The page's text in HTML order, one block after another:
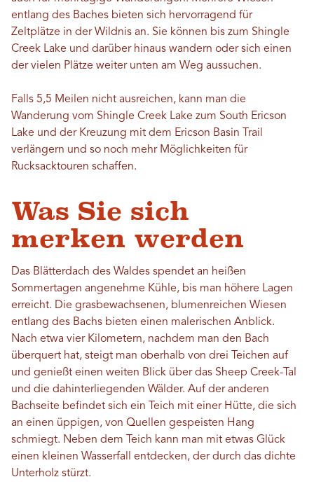
entlang des Baches bieten sich hervorragend für
Zeltplätze in der Wildnis an. Sie können bis zum Shingle
Creek Lake und darüber hinaus wandern oder sich einen
der vielen Plätze weiter unten am Weg aussuchen.
Falls 5,5 Meilen nicht ausreichen, kann man die
Wanderung vom Shingle Creek Lake zum South Ericson
Lake und der Kreuzung mit dem Ericson Basin Trail
verlängern und so noch mehr Möglichkeiten für
Rucksacktouren schaffen.
Was Sie sich
merken werden
Das Blätterdach des Waldes spendet an heißen
Sommertagen angenehme Kühle, bis man höhere Lagen
erreicht. Die grasbewachsenen, blumenreichen Wiesen
entlang des Bachs bieten einen malerischen Anblick.
Nach etwa vier Kilometern, nachdem man den Bach
überquert hat, steigt man oberhalb von drei Teichen auf
und genießt einen weiten Blick über das Sheep Creek-Tal
und die dahinterliegenden Wälder. Auf der anderen
Bachseite befindet sich ein Teich mit einer Hütte, die sich
an einen üppigen, von Quellen gespeisten Hang
schmiegt. Neben dem Teich kann man mit etwas Glück
einen kleinen Wasserfall entdecken, der durch das dichte
Unterholz stürzt.